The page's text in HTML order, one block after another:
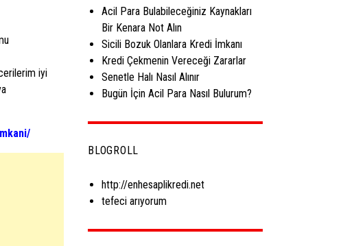
iyi
Acil Para Bulabileceğiniz Kaynakları
Bir Kenara Not Alın
Sicili Bozuk Olanlara Kredi İmkanı
Kredi Çekmenin Vereceği Zararlar
Senetle Halı Nasıl Alınır
Bugün İçin Acil Para Nasıl Bulurum?
BLOGROLL
http://enhesaplikredi.net
tefeci arıyorum